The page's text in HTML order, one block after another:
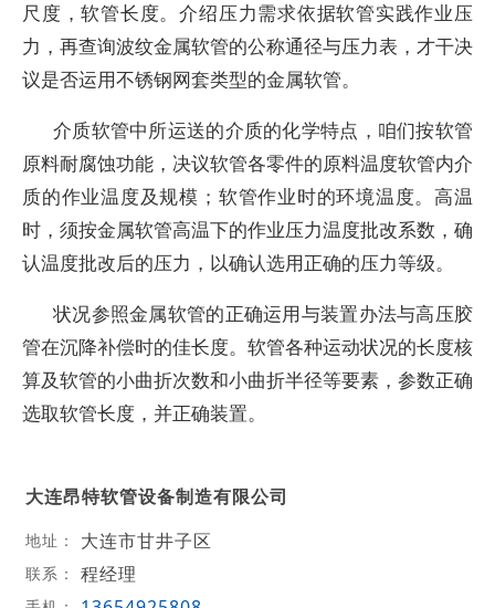
尺度，软管长度。介绍压力需求依据软管实践作业压
力，再查询波纹金属软管的公称通径与压力表，才干决
议是否运用不锈钢网套类型的金属软管。
介质软管中所运送的介质的化学特点，咱们按软管
原料耐腐蚀功能，决议软管各零件的原料温度软管内介
质的作业温度及规模；软管作业时的环境温度。高温
时，须按金属软管高温下的作业压力温度批改系数，确
认温度批改后的压力，以确认选用正确的压力等级。
状况参照金属软管的正确运用与装置办法与高压胶
管在沉降补偿时的佳长度。软管各种运动状况的长度核
算及软管的小曲折次数和小曲折半径等要素，参数正确
选取软管长度，并正确装置。
大连昂特软管设备制造有限公司
地址： 大连市甘井子区
联系： 程经理